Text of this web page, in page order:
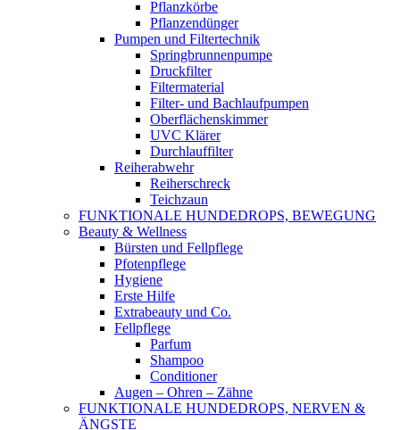
Pflanzkörbe
Pflanzendünger
Pumpen und Filtertechnik
Springbrunnenpumpe
Druckfilter
Filtermaterial
Filter- und Bachlaufpumpen
Oberflächenskimmer
UVC Klärer
Durchlauffilter
Reiherabwehr
Reiherschreck
Teichzaun
FUNKTIONALE HUNDEDROPS, BEWEGUNG
Beauty & Wellness
Bürsten und Fellpflege
Pfotenpflege
Hygiene
Erste Hilfe
Extrabeauty und Co.
Fellpflege
Parfum
Shampoo
Conditioner
Augen – Ohren – Zähne
FUNKTIONALE HUNDEDROPS, NERVEN &
ÄNGSTE